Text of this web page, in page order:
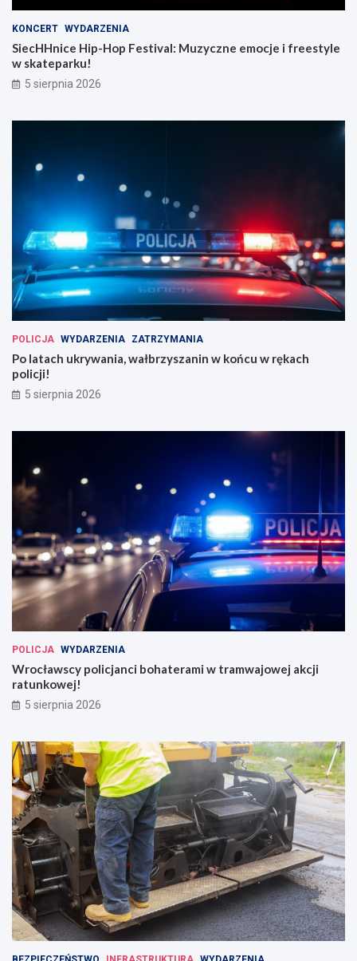
KONCERT WYDARZENIA
SiecHHnice Hip-Hop Festival: Muzyczne emocje i freestyle
w skateparku!
5 sierpnia 2026
POLICJA WYDARZENIA ZATRZYMANIA
Po latach ukrywania, wałbrzyszanin w końcu w rękach
policji!
5 sierpnia 2026
POLICJA WYDARZENIA
Wrocławscy policjanci bohaterami w tramwajowej akcji
ratunkowej!
5 sierpnia 2026